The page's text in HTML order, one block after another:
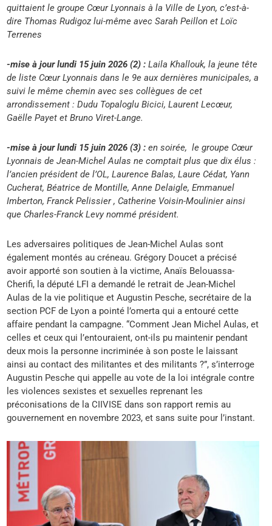
quittaient le groupe Cœur Lyonnais à la Ville de Lyon, c’est-à-
dire Thomas Rudigoz lui-même avec Sarah Peillon et Loïc
Terrenes
-mise à jour lundi 15 juin 2026 (2) :Laila Khallouk, la jeune tête
de liste Cœur Lyonnais dans le 9e aux dernières municipales, a
suivi le même chemin avec ses collègues de cet
arrondissement : Dudu Topaloglu Bicici, Laurent Lecœur,
Gaëlle Payet et Bruno Viret-Lange.
-mise à jour lundi 15 juin 2026 (3) :en soirée, le groupe Cœur
Lyonnais de Jean-Michel Aulas ne comptait plus que dix élus :
l’ancien président de l’OL, Laurence Balas, Laure Cédat, Yann
Cucherat, Béatrice de Montille, Anne Delaigle, Emmanuel
Imberton, Franck Pelissier , Catherine Voisin-Moulinier ainsi
que Charles-Franck Levy nommé président.
Les adversaires politiques de Jean-Michel Aulas sont
également montés au créneau. Grégory Doucet a précisé
avoir apporté son soutien à la victime, Anaïs Belouassa-
Cherifi, la député LFI a demandé le retrait de Jean-Michel
Aulas de la vie politique et Augustin Pesche, secrétaire de la
section PCF de Lyon a pointé l’omerta qui a entouré cette
affaire pendant la campagne. “Comment Jean Michel Aulas, et
celles et ceux qui l’entouraient, ont-ils pu maintenir pendant
deux mois la personne incriminée à son poste le laissant
ainsi au contact des militantes et des militants ?”, s’interroge
Augustin Pesche qui appelle au vote de la loi intégrale contre
les violences sexistes et sexuelles reprenant les
préconisations de la CIIVISE dans son rapport remis au
gouvernement en novembre 2023, et sans suite pour l’instant.